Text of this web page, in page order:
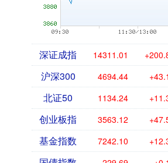
深证成指 14311.01
沪深300 4694.44
北证50 1134.24
创业板指 3563.12
基金指数 7242.10